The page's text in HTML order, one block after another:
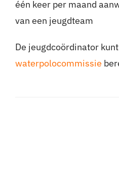
één keer per maand
van een jeugdteam
De jeugdcoördinator
waterpolocommissie